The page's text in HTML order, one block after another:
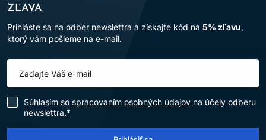
ZĽAVA
Prihláste sa na odber newslettra a získajte kód na 5% zľavu,
ktorý vám pošleme na e-mail.
Súhlasím so spracovaním osobných údajov na účely odberu
newslettra.*